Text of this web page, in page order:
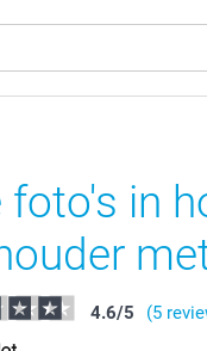
foto's in
4.6/5 (5